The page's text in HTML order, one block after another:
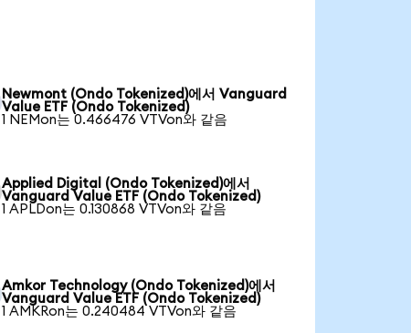
Newmont (Ondo Tokenized)에서 Vanguard
Value ETF (Ondo Tokenized)
1 NEMon는 0.466476 VTVon와 같음
Applied Digital (Ondo Tokenized)에서
Vanguard Value ETF (Ondo Tokenized)
1 APLDon는 0.130868 VTVon와 같음
Amkor Technology (Ondo Tokenized)에서
Vanguard Value ETF (Ondo Tokenized)
1 AMKRon는 0.240484 VTVon와 같음